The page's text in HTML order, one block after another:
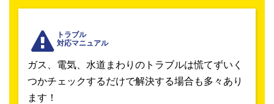
トラブル
対応マニュアル
ガス、電気、水道まわりのトラブルは慌てずいく
つかチェックするだけで解決する場合も多々あり
ます！